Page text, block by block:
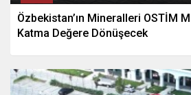
Özbekistan’ın Mineralleri OSTİM
Katma Değere Dönüşecek